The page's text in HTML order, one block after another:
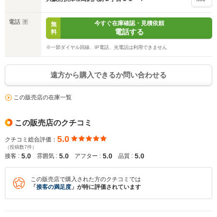
電話
無
料
今すぐ在庫確認・見積依頼
電話する
※一部ダイヤル回線、IP電話、光電話は利用できません
遠方から購入できるか問い合わせる
この販売店の在庫一覧
この販売店のクチコミ
クチコミ総合評価： 5.0
（投稿数7件）
接客 : 5.0 雰囲気 : 5.0 アフター : 5.0 品質 : 5.0
この販売店で購入された方のクチコミでは
「 接客の満足度 」が特に評価されています
※保存された情報は
いいえ はい